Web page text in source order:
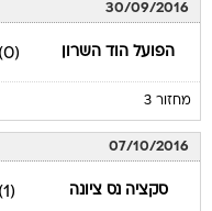
30/09/2016
הפועל הוד השרון (0)
מחזור 3
07/10/2016
סקציה נס ציונה (1)